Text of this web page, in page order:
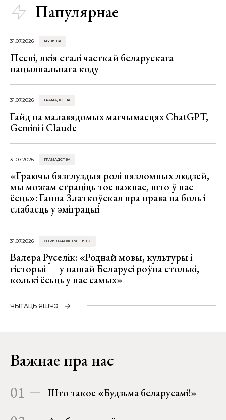
Папулярнае
31.07.2026 МУЗЫКА
Песні, якія сталі часткай беларускага
нацыянальнага коду
31.07.2026 ГРАМАДСТВА
Гайд па малавядомых магчымасцях ChatGPT,
Gemini і Claude
31.07.2026 ГРАМАДСТВА
«Граючы бязглуздыя ролі нязломных людзей,
мы можам страціць тое важнае, што ў нас
ёсць»: Ганна Златкоўская пра права на боль і
слабасць у эміграцыі
31.07.2026 «ПРЫДАРОЖНЫ ПЫЛ»
Валера Руселік: «Роднай мовы, культуры і
гісторыі — у нашай Беларусі роўна столькі,
колькі ёсьць у нас самых»
ЧЫТАЦЬ ЯШЧЭ
Важнае пра нас
01 Што такое «Будзьма беларусамі!»